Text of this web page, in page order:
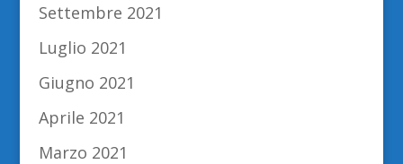
Settembre 2021
Luglio 2021
Giugno 2021
Aprile 2021
Marzo 2021